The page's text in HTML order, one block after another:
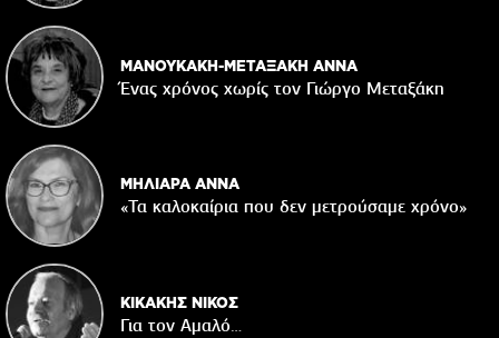
ΜΑΝΟΥΚΑΚΗ-ΜΕΤΑΞΑΚΗ ΑΝΝΑ
Ένας χρόνος χωρίς τον Γιώργο Μεταξάκη
ΜΗΛΙΑΡΑ ΑΝΝΑ
«Τα καλοκαίρια που δεν μετρούσαμε χρόνο»
ΚΙΚΑΚΗΣ ΝΙΚΟΣ
Για τον Αμαλό…